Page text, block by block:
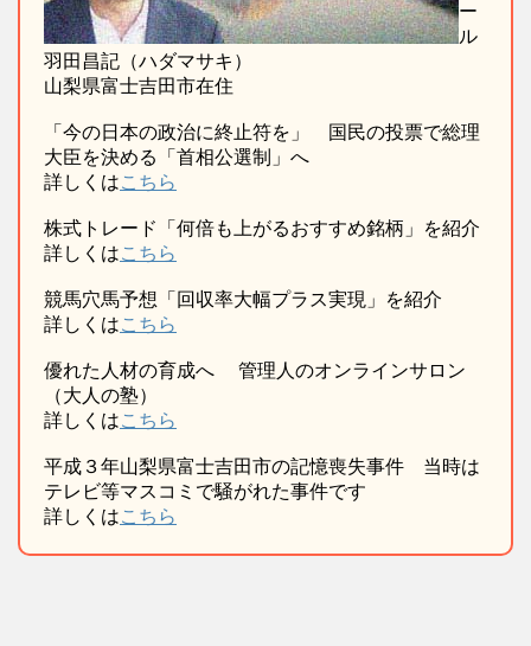
ー
ル
羽田昌記（ハダマサキ）
山梨県富士吉田市在住
「今の日本の政治に終止符を」 国民の投票で総理
大臣を決める「首相公選制」へ
詳しくはこちら
株式トレード「何倍も上がるおすすめ銘柄」を紹介
詳しくはこちら
競馬穴馬予想「回収率大幅プラス実現」を紹介
詳しくはこちら
優れた人材の育成へ 管理人のオンラインサロン
（大人の塾）
詳しくはこちら
平成３年山梨県富士吉田市の記憶喪失事件 当時は
テレビ等マスコミで騒がれた事件です
詳しくはこちら